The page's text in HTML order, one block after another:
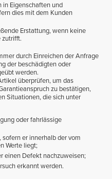
in Eigenschaften und
dies mit dem Kunden
Erstattung, wenn keine
zutrifft.
durch Einreichen der Anfrage
der beschädigten oder
werden.
überprüfen, um das
zu bestätigen,
Situationen, die sich unter
oder fahrlässige
er innerhalb der vom
Werte liegt;
einen Defekt nachzuweisen;
erkannt werden.